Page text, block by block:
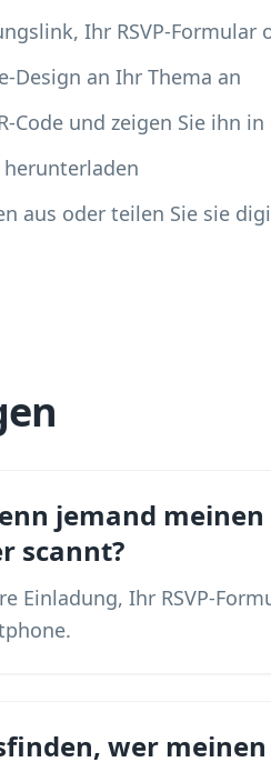
Ihr RSVP-
Design an Ihr Thema an
Code und zeigen Sie ihn
herunterladen
aus oder teilen Sie sie
jemand meinen
scannt?
Einladung, Ihr RSVP-
wer meinen